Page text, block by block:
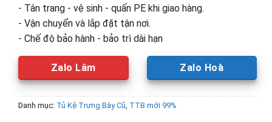
- Tân trang - vệ sinh - quấn PE khi giao hàng.
- Vận chuyển và lắp đặt tận nơi.
- Chế độ bảo hành - bảo trì dài hạn
Zalo Lâm Zalo Hoà
Danh mục: Tủ Kệ Trưng Bày Cũ, TTB mới 99%